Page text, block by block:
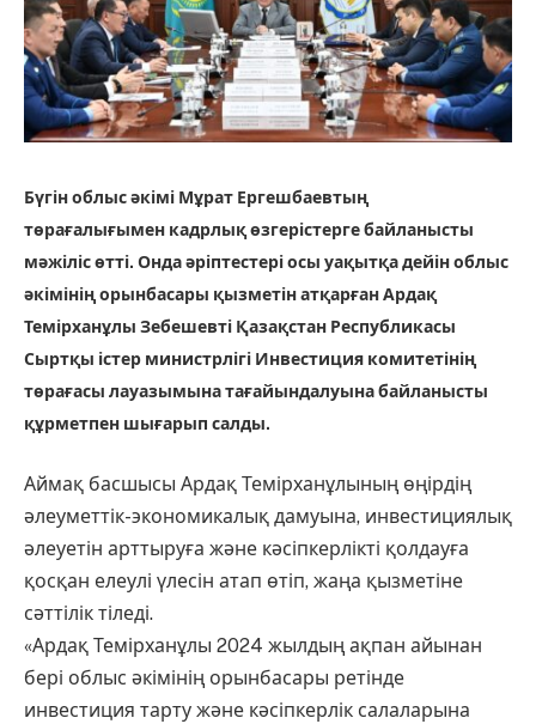
Бүгін облыс әкімі Мұрат Ергешбаевтың
төрағалығымен кадрлық өзгерістерге байланысты
мәжіліс өтті. Онда әріптестері осы уақытқа дейін облыс
әкімінің орынбасары қызметін атқарған Ардақ
Темірханұлы Зебешевті Қазақстан Республикасы
Сыртқы істер министрлігі Инвестиция комитетінің
төрағасы лауазымына тағайындалуына байланысты
құрметпен шығарып салды.
Аймақ басшысы Ардақ Темірханұлының өңірдің
әлеуметтік-экономикалық дамуына, инвестициялық
әлеуетін арттыруға және кәсіпкерлікті қолдауға
қосқан елеулі үлесін атап өтіп, жаңа қызметіне
сәттілік тіледі.
«Ардақ Темірханұлы 2024 жылдың ақпан айынан
бері облыс әкімінің орынбасары ретінде
инвестиция тарту және кәсіпкерлік салаларына